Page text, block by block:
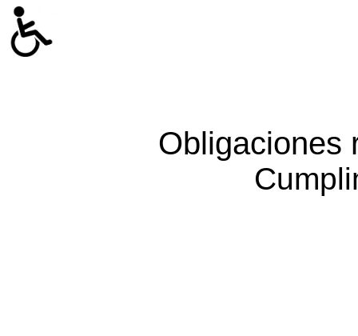
Obligaciones